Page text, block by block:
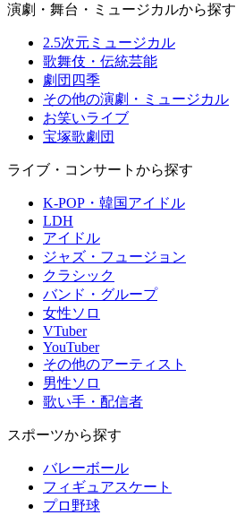
演劇・舞台・ミュージカルから探す
2.5次元ミュージカル
歌舞伎・伝統芸能
劇団四季
その他の演劇・ミュージカル
お笑いライブ
宝塚歌劇団
ライブ・コンサートから探す
K-POP・韓国アイドル
LDH
アイドル
ジャズ・フュージョン
クラシック
バンド・グループ
女性ソロ
VTuber
YouTuber
その他のアーティスト
男性ソロ
歌い手・配信者
スポーツから探す
バレーボール
フィギュアスケート
プロ野球